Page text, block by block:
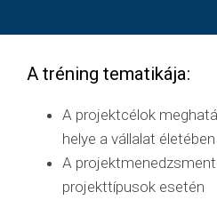
A tréning tematikája:
A projektcélok
helye a vállalat életében
A
projekttípusok esetén